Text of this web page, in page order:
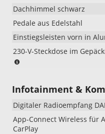
Dachhimmel schwarz
Pedale aus Edelstahl
Einstiegsleisten vorn in
230-V-Steckdose im
eHybrid)
Infotainment &
Digitaler Radioempfang
App-Connect Wireless für
CarPlay